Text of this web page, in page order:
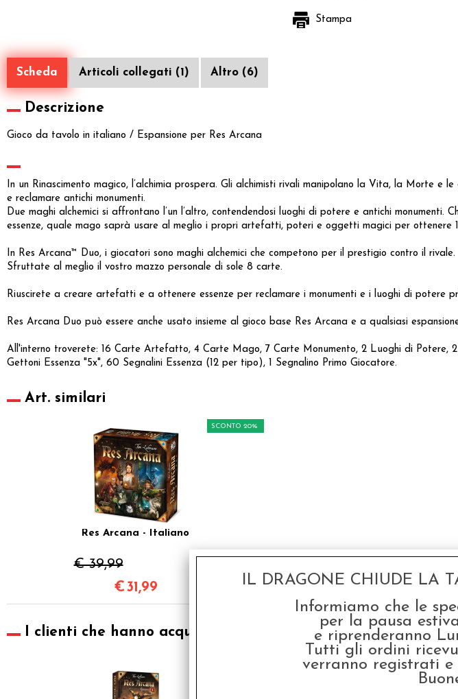
Stampa
Scheda Articoli collegati (1) Altro (6)
Descrizione
Gioco da tavolo in italiano / Espansione per Res Arcana
In un Rinascimento magico, l’alchimia prospera. Gli alchimisti rivali manipolano la Vita, la Morte
e reclamare antichi monumenti.
Due maghi alchemici si affrontano l’un l’altro, contendendosi luoghi di potere e antichi
essenze, quale mago saprà usare al meglio i propri artefatti, poteri e oggetti magici per ottenere
In Res Arcana™ Duo, i giocatori sono maghi alchemici che competono per il prestigio contro il rivale.
Sfruttate al meglio il vostro mazzo personale di sole 8 carte.
Riuscirete a creare artefatti e a ottenere essenze per reclamare i monumenti e i luoghi di potere
Res Arcana Duo può essere anche usato insieme al gioco base Res Arcana e a qualsiasi
All'interno troverete: 16 Carte Artefatto, 4 Carte Mago, 7 Carte Monumento, 2 Luoghi di Potere,
Gettoni Essenza "5x", 60 Segnalini Essenza (12 per tipo), 1 Segnalino Primo Giocatore.
Art. similari
Res Arcana - Italiano
€ 39,99
SCONTO 20%
€31,99
I clienti che hanno acquistato questo prodotto, hanno scelto
IL DRAGONE CHIUDE LA
Informiamo che le
per la pausa
e riprenderanno
Tutti gli ordini
verranno registrati